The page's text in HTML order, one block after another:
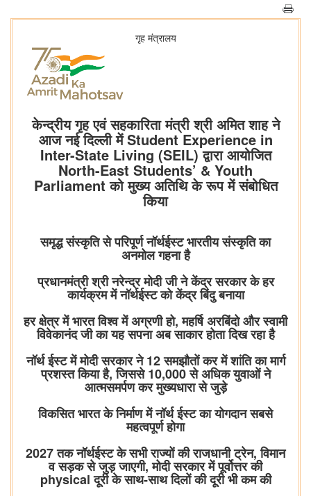
गृह मंत्रालय
केन्द्रीय गृह एवं सहकारिता मंत्री श्री अमित शाह ने
आज नई दिल्ली में Student Experience in
Inter-State Living (SEIL) द्वारा आयोजित
North-East Students’ & Youth
Parliament को मुख्य अतिथि के रूप में संबोधित
किया
समृद्ध संस्कृति से परिपूर्ण नॉर्थईस्ट भारतीय संस्कृति का
अनमोल गहना है
प्रधानमंत्री श्री नरेन्द्र मोदी जी ने केंद्र सरकार के हर
कार्यक्रम में नॉर्थईस्ट को केंद्र बिंदु बनाया
हर क्षेत्र में भारत विश्व में अग्रणी हो, महर्षि अरबिंदो और स्वामी
विवेकानंद जी का यह सपना अब साकार होता दिख रहा है
नॉर्थ ईस्ट में मोदी सरकार ने 12 समझौतों कर में शांति का मार्ग
प्रशस्त किया है, जिससे 10,000 से अधिक युवाओं ने
आत्मसमर्पण कर मुख्यधारा से जुड़े
विकसित भारत के निर्माण में नॉर्थ ईस्ट का योगदान सबसे
महत्वपूर्ण होगा
2027 तक नॉर्थईस्ट के सभी राज्यों की राजधानी ट्रेन, विमान
व सड़क से जुड़ जाएगी, मोदी सरकार में पूर्वोत्तर की
physical दूरी के साथ-साथ दिलों की दूरी भी कम की